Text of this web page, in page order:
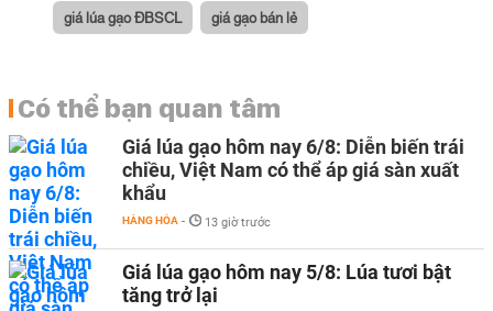
giá lúa gạo ĐBSCL giá gạo bán lẻ
Có thể bạn quan tâm
Giá lúa gạo hôm nay 6/8: Diễn biến trái
chiều, Việt Nam có thể áp giá sàn xuất
khẩu
HÀNG HÓA - 13 giờ trước
Giá lúa gạo hôm nay 5/8: Lúa tươi bật
tăng trở lại